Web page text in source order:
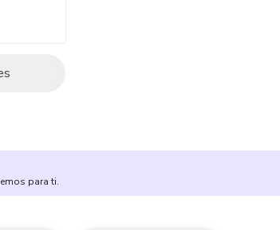
para ti.